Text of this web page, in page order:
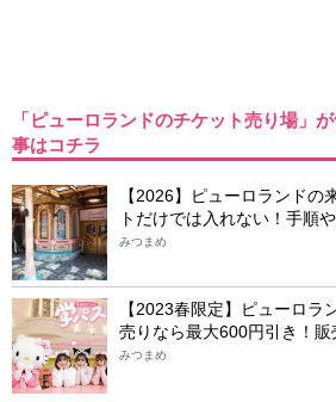
「ピューロランドのチケット売り場」
事はコチラ
【2026】ピューロランドの
トだけでは入れない！手順
みつまめ
【2023春限定】ピューロラ
売りなら最大600円引き！販
みつまめ